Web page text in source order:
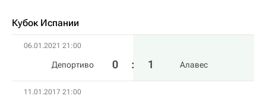
Кубок Испании
06.01.2021 21:00
Депортиво 0 : 1 Алавес
11.01.2017 21:00